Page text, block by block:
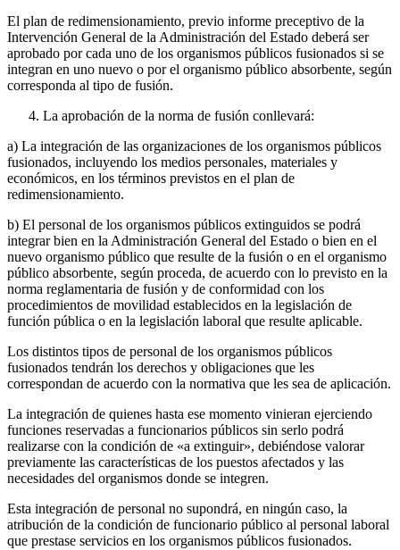
El plan de redimensionamiento, previo informe preceptivo de la
Intervención General de la Administración del Estado deberá ser
aprobado por cada uno de los organismos públicos fusionados si se
integran en uno nuevo o por el organismo público absorbente, según
corresponda al tipo de fusión.
La aprobación de la norma de fusión conllevará:
a) La integración de las organizaciones de los organismos públicos
fusionados, incluyendo los medios personales, materiales y
económicos, en los términos previstos en el plan de
redimensionamiento.
b) El personal de los organismos públicos extinguidos se podrá
integrar bien en la Administración General del Estado o bien en el
nuevo organismo público que resulte de la fusión o en el organismo
público absorbente, según proceda, de acuerdo con lo previsto en la
norma reglamentaria de fusión y de conformidad con los
procedimientos de movilidad establecidos en la legislación de
función pública o en la legislación laboral que resulte aplicable.
Los distintos tipos de personal de los organismos públicos
fusionados tendrán los derechos y obligaciones que les
correspondan de acuerdo con la normativa que les sea de aplicación.
La integración de quienes hasta ese momento vinieran ejerciendo
funciones reservadas a funcionarios públicos sin serlo podrá
realizarse con la condición de «a extinguir», debiéndose valorar
previamente las características de los puestos afectados y las
necesidades del organismos donde se integren.
Esta integración de personal no supondrá, en ningún caso, la
atribución de la condición de funcionario público al personal laboral
que prestase servicios en los organismos públicos fusionados.